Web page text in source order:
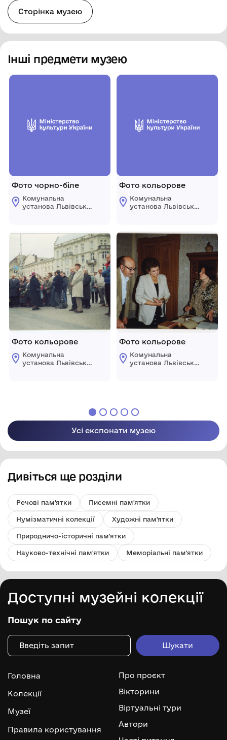
Сторінка музею
Інші предмети музею
Фото чорно-біле
Комунальна
установа Львівської
Грушевського у
Львові"
Фото кольорове
Комунальна
установа Львівської
Фото кольорове
Комунальна
установа Львівської
Михайла
Грушевського у
Львові"
Фото кольорове
Комунальна
установа Львівської
Львові"
Усі експонати музею
Дивіться ще розділи
Речові пам'ятки Писемні пам'ятки
Нумізматичні колекції Художні пам'ятки
Природничо-історичні пам'ятки
Науково-технічні пам'ятки Меморіальні пам'ятки
Доступні музейні колекції
Пошук по сайту
Головна
Колекції
Музеї
Правила користування
Про проєкт
Вікторини
Віртуальні тури
Автори